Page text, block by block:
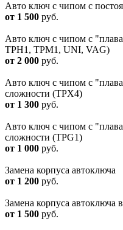
Авто ключ с чипом с
от 1 500 руб.
Авто ключ с чипом с
TPH1, TPM1, UNI, VAG)
от 2 000 руб.
Авто ключ с чипом с
сложности (TPХ4)
от 1 300 руб.
Авто ключ с чипом с
сложности (ТРG1)
от 1 000 руб.
Замена корпуса автоключа
от 1 200 руб.
Замена корпуса автоключа
от 1 500 руб.